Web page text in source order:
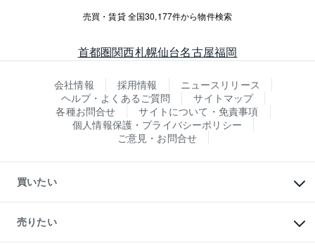
売買・賃貸 全国30,177件から物件検索
首都圏関西札幌仙台名古屋福岡
会社情報 採用情報
ニュースリリース
ヘルプ・よくあるご質問
サイトマップ
各種お問合せ
サイトについて・免責事項
個人情報保護・プライバシーポリシー
ご意見・お問合せ
買いたい
新築・分譲マンションの購入
中古マンションの購入
一戸建ての購入
売りたい